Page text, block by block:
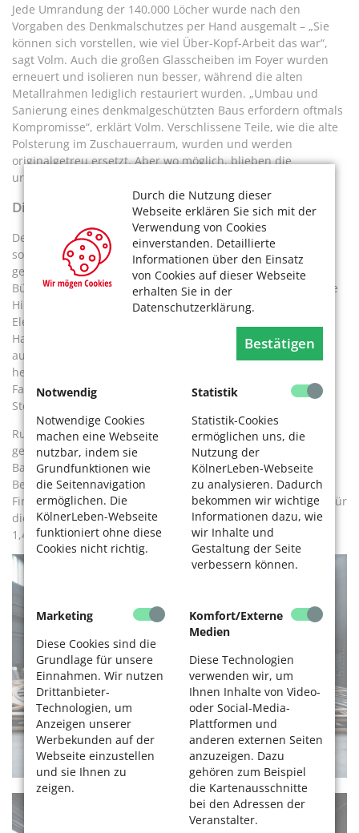
Durch die Nutzung dieser
Webseite erklären Sie sich mit der
Verwendung von Cookies
einverstanden. Detaillierte
Informationen über den Einsatz
von Cookies auf dieser Webseite
erhalten Sie in der
Datenschutzerklärung.
Bestätigen
Notwendig
Notwendige Cookies
machen eine Webseite
nutzbar, indem sie
Grundfunktionen wie
die Seitennavigation
ermöglichen. Die
KölnerLeben-Webseite
funktioniert ohne diese
Cookies nicht richtig.
Statistik
Statistik-Cookies
ermöglichen uns, die
Nutzung der
KölnerLeben-Webseite
zu analysieren. Dadurch
bekommen wir wichtige
Informationen dazu, wie
wir Inhalte und
Gestaltung der Seite
verbessern können.
Marketing
Diese Cookies sind die
Grundlage für unsere
Einnahmen. Wir nutzen
Drittanbieter-
Technologien, um
Anzeigen unserer
Werbekunden auf der
Webseite einzustellen
und sie Ihnen zu
zeigen.
Komfort/Externe
Medien
Diese Technologien
verwenden wir, um
Ihnen Inhalte von Video-
oder Social-Media-
Plattformen und
anderen externen Seiten
anzuzeigen. Dazu
gehören zum Beispiel
die Kartenausschnitte
bei den Adressen der
Veranstalter.
Jede Umrandung der 140.000 Löcher wurde nach den
Vorgaben des Denkmalschutzes per Hand ausgemalt – „Sie
können sich vorstellen, wie viel Über-Kopf-Arbeit das war“,
sagt Volm. Auch die großen Glasscheiben im Foyer wurden
erneuert und isolieren nun besser, während die alten
Metallrahmen lediglich restauriert wurden. „Umbau und
Sanierung eines denkmalgeschützten Baus erfordern oftmals
Kompromisse“, erklärt Volm. Verschlissene Teile, wie die alte
Polsterung im Zuschauerraum, wurden und werden
originalgetreu ersetzt. Aber wo möglich, blieben die
ursprünglichen Bauteile erhalten.
Digitalisierung statt Muskelkraft
Der Gebäudekomplex wurde nicht nur baulich erneuert,
sondern vor allem auch technisch auf den neuesten Stand
gebracht. Komplett modernisiert wurde unter anderem die
Bühnentechnik. Früher mussten Prospekte, also der gemalte
Hintergrund einer Bühne, deren Wände und andere
Elemente der Dekoration bei einem Kulissenwechsel per
Hand an Lasttauen in den acht Meter hohen Bühnenturm,
auch Schnürboden genannt, hochgezogen oder
herabgelassen werden. Künftig lassen sich Ziel und
Fahrgeschwindigkeit der Kulissenteile am Touchscreen des
Steuerpultes programmieren und elektronisch steuern.
Rund 13 Jahre sind seit Beginn der Arbeiten ins Land
gezogen, die Kosten haben sich vervielfacht. Die reinen
Baukosten belaufen sich auf 798,6 Millionen Euro. Unter
Berücksichtigung von Bauzeitzinsen, laufenden
Finanzierungskosten nach Fertigstellung sowie den Kosten für
die Interimsspielstätten ergibt sich ein Gesamtvolumen von
1,473 Milliarden Euro.